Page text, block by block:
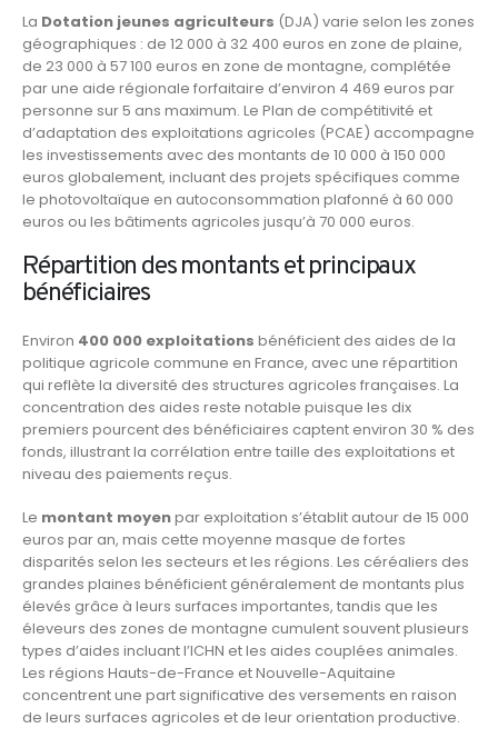
La Dotation jeunes agriculteurs (DJA) varie selon les zones
géographiques : de 12 000 à 32 400 euros en zone de plaine,
de 23 000 à 57 100 euros en zone de montagne, complétée
par une aide régionale forfaitaire d’environ 4 469 euros par
personne sur 5 ans maximum. Le Plan de compétitivité et
d’adaptation des exploitations agricoles (PCAE) accompagne
les investissements avec des montants de 10 000 à 150 000
euros globalement, incluant des projets spécifiques comme
le photovoltaïque en autoconsommation plafonné à 60 000
euros ou les bâtiments agricoles jusqu’à 70 000 euros.
Répartition des montants et principaux
bénéficiaires
Environ 400 000 exploitations bénéficient des aides de la
politique agricole commune en France, avec une répartition
qui reflète la diversité des structures agricoles françaises. La
concentration des aides reste notable puisque les dix
premiers pourcent des bénéficiaires captent environ 30 % des
fonds, illustrant la corrélation entre taille des exploitations et
niveau des paiements reçus.
Le montant moyenpar exploitation s’établit autour de 15 000
euros par an, mais cette moyenne masque de fortes
disparités selon les secteurs et les régions. Les céréaliers des
grandes plaines bénéficient généralement de montants plus
élevés grâce à leurs surfaces importantes, tandis que les
éleveurs des zones de montagne cumulent souvent plusieurs
types d’aides incluant l’ICHN et les aides couplées animales.
Les régions Hauts-de-France et Nouvelle-Aquitaine
concentrent une part significative des versements en raison
de leurs surfaces agricoles et de leur orientation productive.